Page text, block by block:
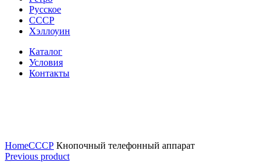
Русское
СССР
Хэллоуин
Каталог
Условия
Контакты
HomeСССР Кнопочный телефонный аппарат
Previous product